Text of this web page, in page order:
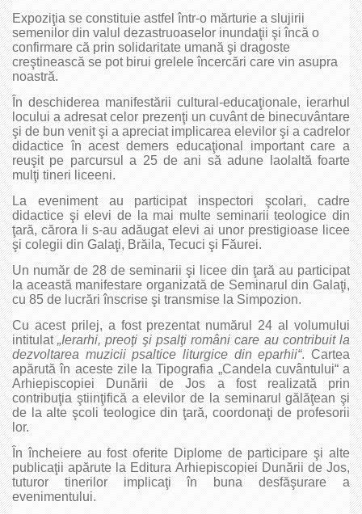
Expoziţia se constituie astfel într-o mărturie a slujirii
semenilor din valul dezastruoaselor inundaţii şi încă o
confirmare că prin solidaritate umană şi dragoste
creştinească se pot birui grelele încercări care vin asupra
noastră.
În deschiderea manifestării cultural-educaţionale, ierarhul
locului a adresat celor prezenţi un cuvânt de binecuvântare
şi de bun venit şi a apreciat implicarea elevilor şi a cadrelor
didactice în acest demers educaţional important care a
reuşit pe parcursul a 25 de ani să adune laolaltă foarte
mulţi tineri liceeni.
La eveniment au participat inspectori şcolari, cadre
didactice şi elevi de la mai multe seminarii teologice din
ţară, cărora li s-au adăugat elevi ai unor prestigioase licee
şi colegii din Galaţi, Brăila, Tecuci şi Făurei.
Un număr de 28 de seminarii şi licee din ţară au participat
la această manifestare organizată de Seminarul din Galaţi,
cu 85 de lucrări înscrise şi transmise la Simpozion.
Cu acest prilej, a fost prezentat numărul 24 al volumului
intitulat„Ierarhi, preoţi şi psalţi români care au contribuit la
dezvoltarea muzicii psaltice liturgice din eparhii“. Cartea
apărută în aceste zile la Tipografia „Candela cuvântului“ a
Arhiepiscopiei Dunării de Jos a fost realizată prin
contribuţia ştiinţifică a elevilor de la seminarul gălăţean şi
de la alte şcoli teologice din ţară, coordonaţi de profesorii
lor.
În încheiere au fost oferite Diplome de participare şi alte
publicaţii apărute la Editura Arhiepiscopiei Dunării de Jos,
tuturor tinerilor implicaţi în buna desfăşurare a
evenimentului.